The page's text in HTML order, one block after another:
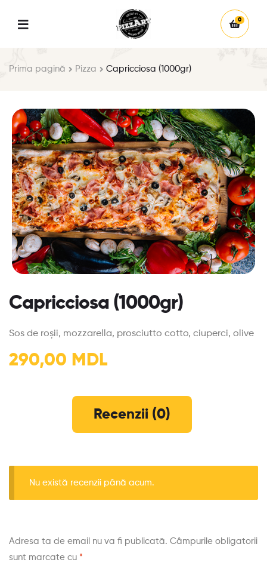
0
Prima pagină Pizza Capricciosa (1000gr)
Capricciosa (1000gr)
Sos de roșii, mozzarella, prosciutto cotto, ciuperci, olive
290,00 MDL
Recenzii (0)
Nu există recenzii până acum.
Adresa ta de email nu va fi publicată. Câmpurile obligatorii
sunt marcate cu *